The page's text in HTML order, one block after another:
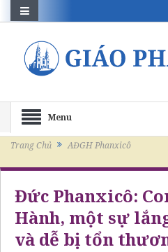
Menu
Trang Chủ AĐGH Phanxicô
Đức Phanxicô:
Hành, một sự
và dễ bị tổn